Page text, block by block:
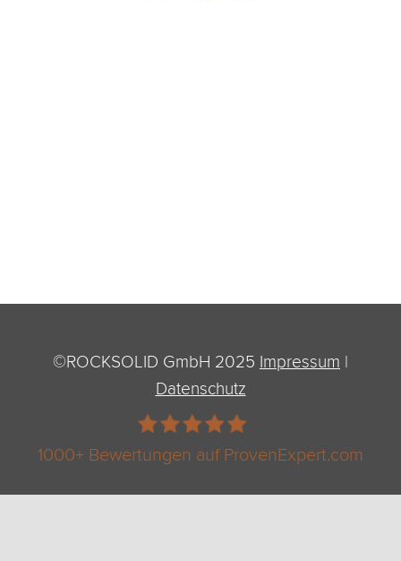
©ROCKSOLID GmbH 2025 Impressum |
Datenschutz
1000+ Bewertungen auf ProvenExpert.com